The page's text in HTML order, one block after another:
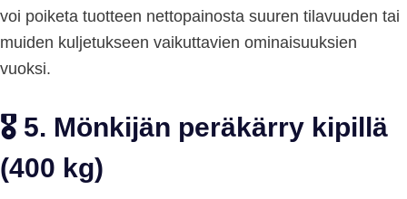
voi poiketa tuotteen nettopainosta suuren tilavuuden tai
muiden kuljetukseen vaikuttavien ominaisuuksien
vuoksi.
🎖️ 5. Mönkijän peräkärry kipillä
(400 kg)